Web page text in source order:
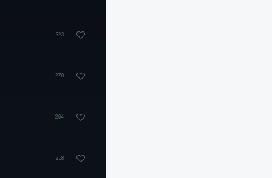
323
270
264
258